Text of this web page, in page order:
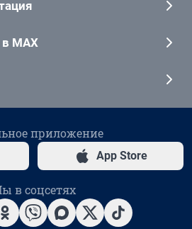
MAX
приложение
App Store
в соцсетях